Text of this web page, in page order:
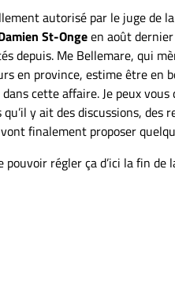
autorisé par le juge de
St-Ongeen août
depuis. Me Bellemare, qui
en province, estime être en
cette affaire. Je peux vous
qu’il y ait des discussions,
finalement proposer
pouvoir régler ça d’ici la fin